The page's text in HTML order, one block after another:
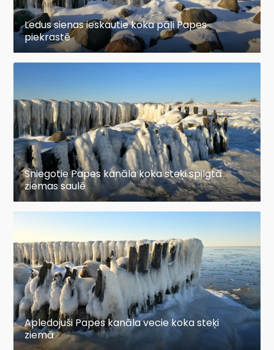
Ledus sienas ieskautie koka pāļi Papes
piekrastē
Sniegotie Papes kanāla koka steķi spilgtā
ziemas saulē
Apledojuši Papes kanāla vecie koka steķi
ziemā